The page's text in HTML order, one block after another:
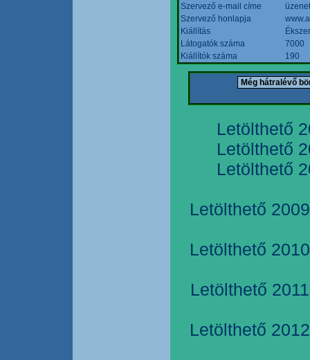
Szervező e-mail címe
Szervező honlapja
Kiállítás
Látogatók száma
7000
Kiállítók száma
190
Letölthető
Letölthető
Letölthető
Letölthető
Letölthető
Letölthető
Letölthető